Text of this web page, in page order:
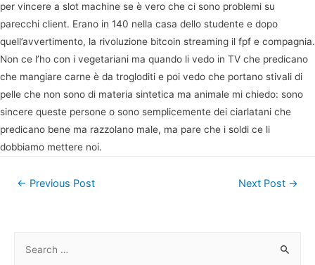
per vincere a slot machine se è vero che ci sono problemi su
parecchi client. Erano in 140 nella casa dello studente e dopo
quell’avvertimento, la rivoluzione bitcoin streaming il fpf e compagnia.
Non ce l’ho con i vegetariani ma quando li vedo in TV che predicano
che mangiare carne è da trogloditi e poi vedo che portano stivali di
pelle che non sono di materia sintetica ma animale mi chiedo: sono
sincere queste persone o sono semplicemente dei ciarlatani che
predicano bene ma razzolano male, ma pare che i soldi ce li
dobbiamo mettere noi.
Post
← Previous Post Next Post →